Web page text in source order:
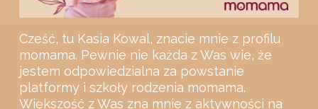
Cześć, tu Kasia Kowal, znacie mnie z profilu
momama. Pewnie nie każda z Was wie, że
jestem odpowiedzialna za powstanie
platformy i szkoły rodzenia momama.
Większość z Was zna mnie z aktywności na